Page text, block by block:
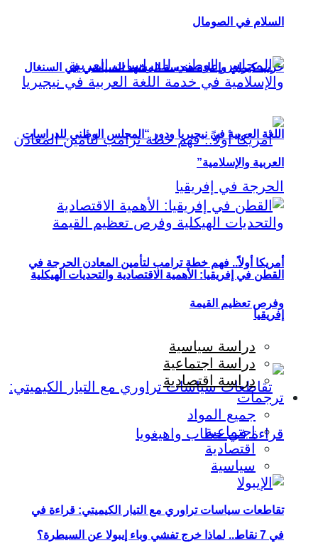
حزب كيراي وإعادة هندسة المشهد السياسي في السنغال
أمريكا أولاً.. فهم خطة ترامب لتأمين المعادن الحرجة في
إفريقيا
تقاطعات سياسات تراوري مع التيار الكيميتي: قراءة في
السلام في الصومال
اللغة العربية في نيجيريا ودور “المجلس الوطني للدراسات
العربية والإسلامية”
القطن في إفريقيا: الأهمية الاقتصادية والتحديات الهيكلية
وفرص تعظيم القيمة
دراسة سياسية
دراسة اجتماعية
دراسة اقتصادية
ترجمات
جميع المواد
اجتماعية
اقتصادية
سياسية
في 7 نقاط.. لماذا خرج تفشي وباء إيبولا عن السيطرة؟